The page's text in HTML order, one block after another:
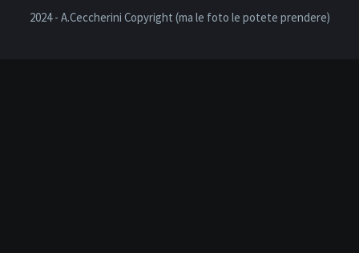
2024 - A.Ceccherini Copyright (ma le foto le potete prendere)